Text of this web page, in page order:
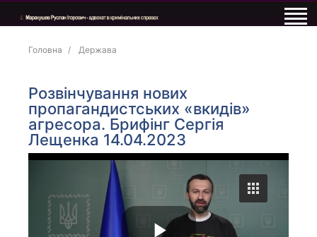
Головна Держава
Розвінчування нових
пропагандистських «вкидів»
агресора. Брифінг Сергія
Лещенка 14.04.2023